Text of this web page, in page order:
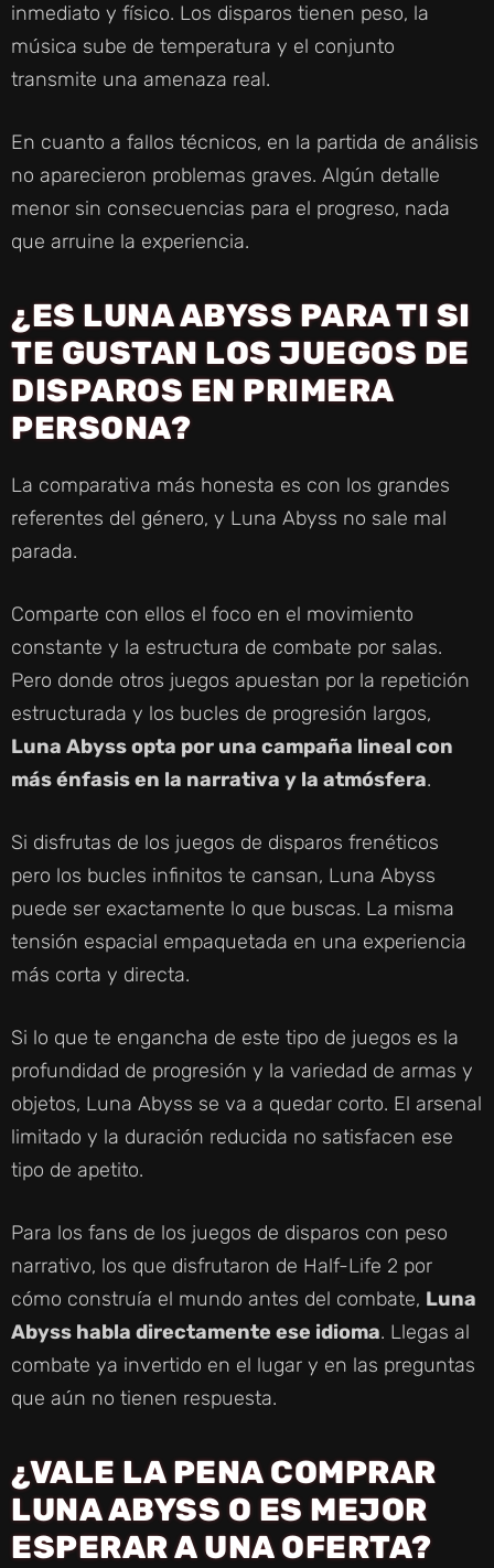
inmediato y físico. Los disparos tienen peso, la
música sube de temperatura y el conjunto
transmite una amenaza real.
En cuanto a fallos técnicos, en la partida de análisis
no aparecieron problemas graves. Algún detalle
menor sin consecuencias para el progreso, nada
que arruine la experiencia.
¿ES LUNA ABYSS PARA TI SI
TE GUSTAN LOS JUEGOS DE
DISPAROS EN PRIMERA
PERSONA?
La comparativa más honesta es con los grandes
referentes del género, y Luna Abyss no sale mal
parada.
Comparte con ellos el foco en el movimiento
constante y la estructura de combate por salas.
Pero donde otros juegos apuestan por la repetición
estructurada y los bucles de progresión largos,
Luna Abyss opta por una campaña lineal con
más énfasis en la narrativa y la atmósfera.
Si disfrutas de los juegos de disparos frenéticos
pero los bucles infinitos te cansan, Luna Abyss
puede ser exactamente lo que buscas. La misma
tensión espacial empaquetada en una experiencia
más corta y directa.
Si lo que te engancha de este tipo de juegos es la
profundidad de progresión y la variedad de armas y
objetos, Luna Abyss se va a quedar corto. El arsenal
limitado y la duración reducida no satisfacen ese
tipo de apetito.
Para los fans de los juegos de disparos con peso
narrativo, los que disfrutaron de Half-Life 2 por
cómo construía el mundo antes del combate, Luna
Abyss habla directamente ese idioma. Llegas al
combate ya invertido en el lugar y en las preguntas
que aún no tienen respuesta.
¿VALE LA PENA COMPRAR
LUNA ABYSS O ES MEJOR
ESPERAR A UNA OFERTA?